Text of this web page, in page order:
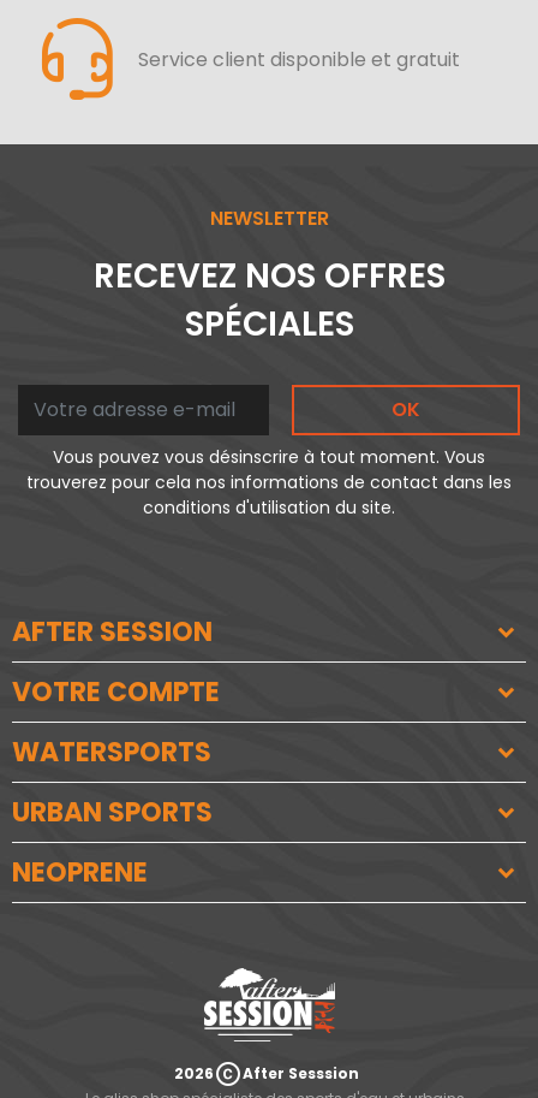
Service client disponible et gratuit
NEWSLETTER
RECEVEZ NOS OFFRES
SPÉCIALES
OK
Vous pouvez vous désinscrire à tout moment. Vous
trouverez pour cela nos informations de contact dans les
conditions d'utilisation du site.
AFTER SESSION
VOTRE COMPTE
WATERSPORTS
URBAN SPORTS
NEOPRENE
2026copyrightAfter Sesssion